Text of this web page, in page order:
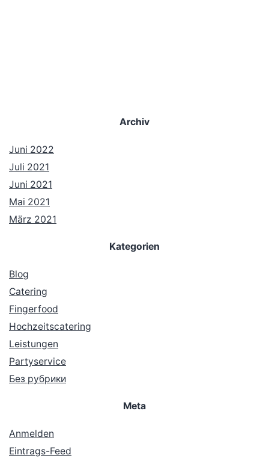
Archiv
Juni 2022
Juli 2021
Juni 2021
Mai 2021
März 2021
Kategorien
Blog
Catering
Fingerfood
Hochzeitscatering
Leistungen
Partyservice
Без рубрики
Meta
Anmelden
Eintrags-Feed